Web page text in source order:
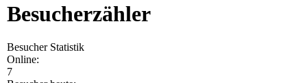
Besucherzähler
Besucher Statistik
Online:
7